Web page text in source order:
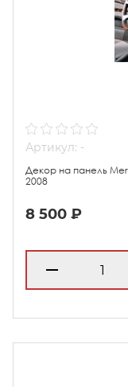
Артикул: -
Декор на панель
2008
8 500 ₽